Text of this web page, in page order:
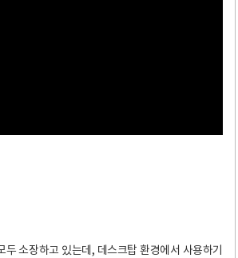
소장하고 있는데, 데스크탑 환경에서 사용하기